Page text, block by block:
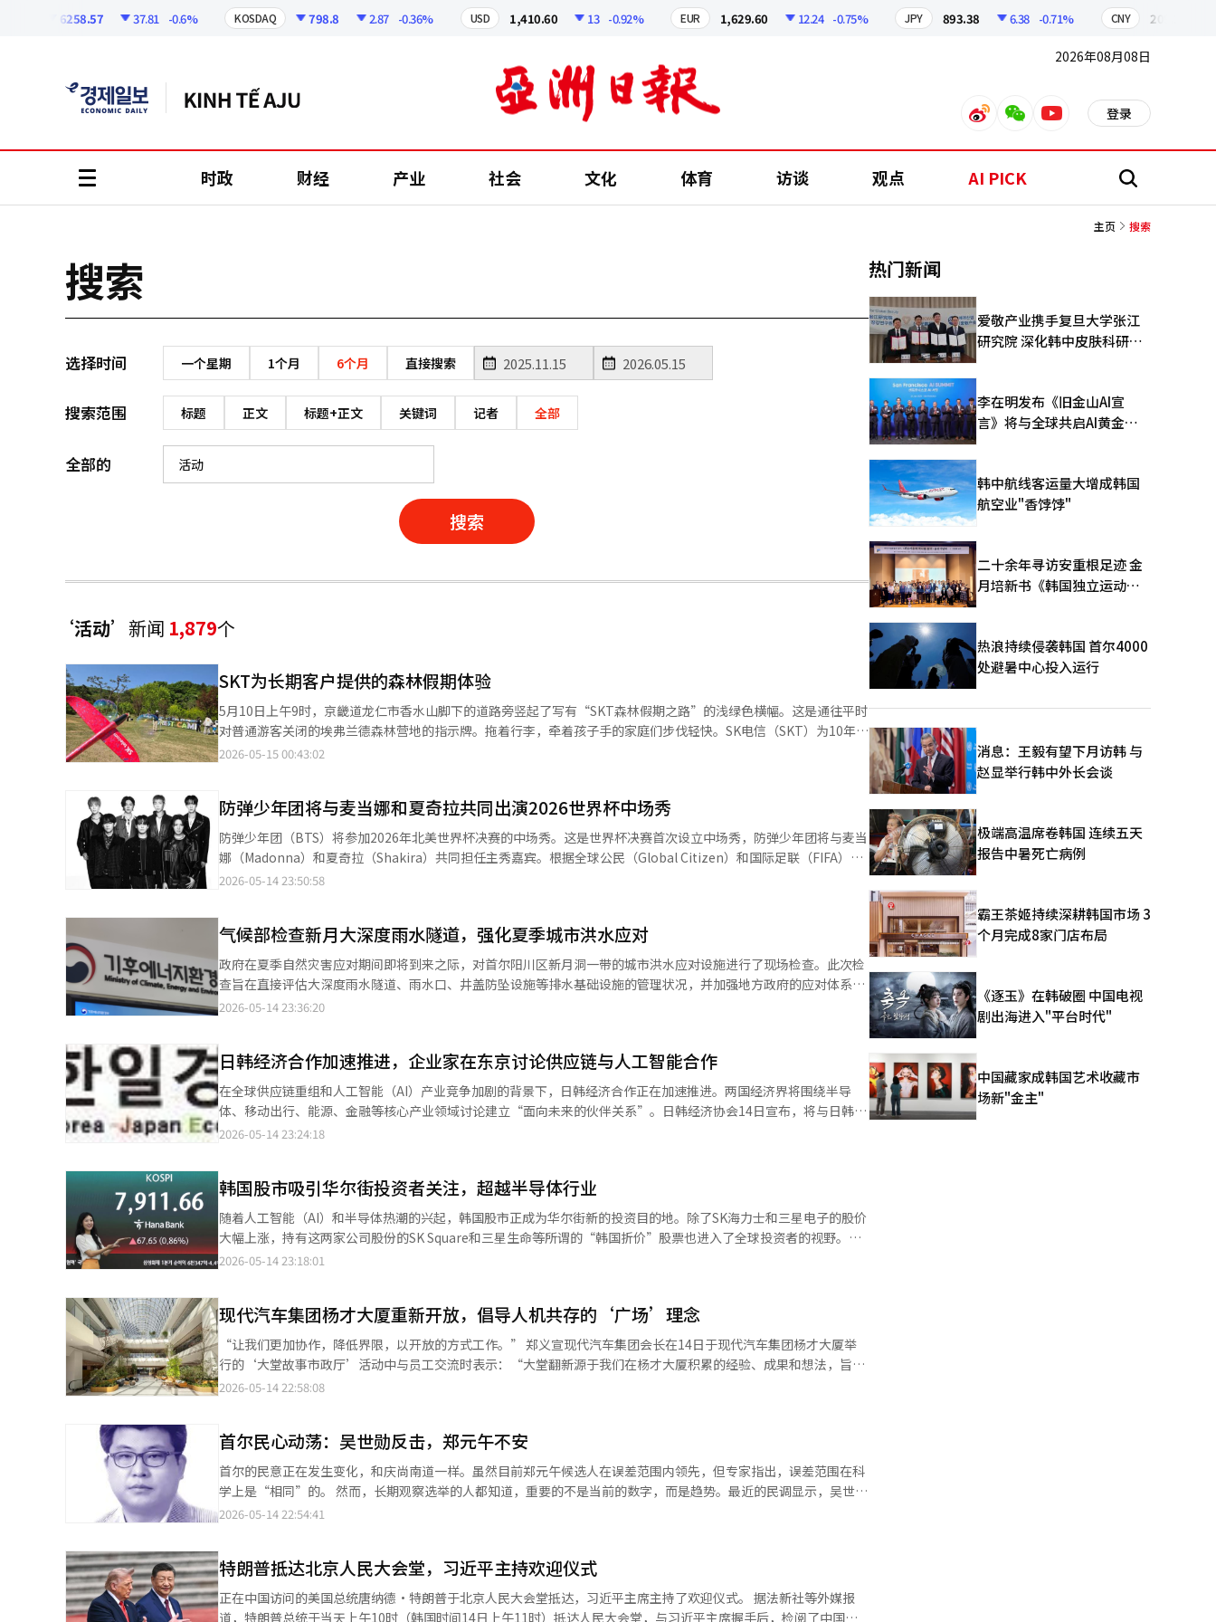
6258.57 37.81 -0.6% KOSDAQ 798.8 2.87 -0.36% USD 1,410.60 13 -0.92% EUR 1,629.60 12.24 -0.75% JPY 893.38 6.38 -0.71% CNY 209.17
2026年08月08日
weiboweixinyoutube 登录
时政 财经 产业 社会 文化 体育 访谈 观点 AI PICK 搜
主页 搜索
搜索
选择时间 一个星期 1个月 6个月 直接搜索
搜索范围 标题 正文 标题+正文 关键词 记者 全部
全部的
搜索
‘活动’ 新闻 1,879个
SKT为长期客户提供的森林假期体验
5月10日上午9时，京畿道龙仁市香水山脚下的道路旁竖起了写有“SKT森林假期之路”的浅绿色横幅。这是通往平时
对普通游客关闭的埃弗兰德森林营地的指示牌。拖着行李，牵着孩子手的家庭们步伐轻快。SK电信（SKT）为10年以
上的长期用户准备的'T长期客户森林假期日'如期举行。 森林营地是京畿道龙仁香水山地区约9万平方米（27000余
天的天气晴朗，微风拂面，仿佛为户外活动量身定制。入场后，参与者们在提供的帐篷和遮阳伞下的草坪上选择心仪
的位置安置行李。 入场时，SKT提供了咖啡、各种饮料和点心，带着小孩的家庭还收到了泡泡工具。现场还可以租借
书籍、桌游等家庭活动工具，制作滑翔机、投掷飞盘等活动吸引了孩子们的注意。尽管是空手而来，但所需的一切都
在现场提供。 草坪上，孩子们欢快地奔跑，放飞滑翔机。印有SK电信标志的红色泡沫滑翔机在蓝天中翱翔。每当孩
子们欢呼时，父母们也忍不住笑了起来。一位参与者表示：“孩子们在玩泡泡、投飞盘、放滑翔机，根本没有停下
了。上午的名额很快就满了，记者报名了下午1时的组别。 午餐提供了丰富多样的便当，包括烤肉、虾、各种水果和
甜点，分量也足够。用餐后，大家在导游的带领下进入森林。 这里是埃弗兰德的前身自然农场时期延续下来的场地。
沿着松树和栓皮树交错的小径，导游为大家讲解沿途的植物名称和由来。加上这些故事，超过一个小时的散步一点也
不觉得无聊。在阳光斑驳的林间小道上行走，感受到城市中疲惫的心灵逐渐被打开。 在山中的空地上，参与者们按照
导游的指示，拿起了一根根竹竿。接下来进行的拉伸运动和简单的团队游戏，大家围成一个圈，将竹竿集中在一起竖
人出题，优胜者可以获得奖品，轻松的游戏接连进行。 在介绍与SKT合作时间最长的客户时，一位使用SKT长达29年
的女性客户成为主角。在分享故事的环节中，一位参与者拿起麦克风，讲述了15年前，父亲在他通过警察公务员考试
的那天第一个打电话祝贺他的故事，现场不少人都红了眼眶。经过孩子们的舞蹈时间和成人的憋气游戏，持续了一个
多小时的娱乐时间也结束了。 娱乐活动结束后，直到下午4时的离场时间，大家享有自由时间。参与者们在垫子上躺
下阅读书籍，或与孩子们享受最后的滑翔机飞行，满意的表情洋溢在脸上。 当天，一位带着丈夫和孩子参加的女性客
多人参加。竞争率从第一年的130比1飙升至今天的636比1。来过的人都表示非常满意。 SKT计划以今年的森林假期
为起点，逐步扩大针对长期客户的美食活动、游乐园邀请、音乐剧表演等项目。以“通过体验而非折扣回馈与客户共
同走过的十年”为战略。 ※ 本报道经人工智能（AI）系统翻译与编辑。
2026-05-15 00:43:02
防弹少年团将与麦当娜和夏奇拉共同出演2026世界杯中场秀
防弹少年团（BTS）将参加2026年北美世界杯决赛的中场秀。这是世界杯决赛首次设立中场秀，防弹少年团将与麦当
娜（Madonna）和夏奇拉（Shakira）共同担任主秀嘉宾。根据全球公民（Global Citizen）和国际足联（FIFA）在
14日（当地时间）的消息，防弹少年团将在7月19日于美国纽约新泽西州的体育场（New York New Jersey
Education Fund）的宗旨和募款活动，旨在为全球边缘地区的儿童提供优质教育和体育机会。防弹少年团通过其所
属公司Big Hit Music表示：“能够站在全球共同参与的有意义的舞台上，我们感到非常荣幸。我们相信音乐是传递希
望与团结的普遍语言。通过这次世界杯，我们能够与全球观众分享这一信息，并为儿童教育机会的扩大贡献力量，这
让我们倍感意义深远。”中场秀将由国际公民运动组织全球公民制作，节目将通过全球直播，酷玩乐队（Coldplay）
的克里斯·马丁（Chris Martin）将负责策划。节目中还将有《芝麻街》（Sesame Street）和《毛毛虫》（The
弹少年团曾于2021年参加“全球公民直播”（Global Citizen LIVE），而成员正国在2023年也曾登上“全球公民音
乐节”（Global Citizen Festival）的舞台。正国此前参与了2022年卡塔尔世界杯的官方原声带《梦想者》
（Dreamers）的演唱，并在世界杯开幕式上表演。最近，防弹少年团的世界巡演热度持续升温。防弹少年团于7日
及9日至10日在墨西哥城的GNP保险体育场（Estadio GNP Seguros）举行了“BTS世界巡演‘阿里郎’在墨西哥
城”（BTS WORLD TOUR 'ARIRANG' IN MEXICO CITY），与约15万观众见面。这是自2015年7月以来，防弹少年
美国斯坦福体育场（Stanford Stadium）继续进行“BTS世界巡演‘阿里郎’在斯坦福”（BTS WORLD TOUR
'ARIRANG' IN STANFORD）。※ 本报道经人工智能（AI）系统翻译与编辑。
2026-05-14 23:50:58
气候部检查新月大深度雨水隧道，强化夏季城市洪水应对
政府在夏季自然灾害应对期间即将到来之际，对首尔阳川区新月洞一带的城市洪水应对设施进行了现场检查。此次检
查旨在直接评估大深度雨水隧道、雨水口、井盖防坠设施等排水基础设施的管理状况，并加强地方政府的应对体系。
气候能源环境部于14日下午宣布，第一副部长金汉胜将访问首尔阳川区新月洞，检查新月大深度雨水隧道的运营情
储存32万立方米的雨水，相当于约150个奥林匹克标准游泳池的容量。自2020年该设施投入运营以来，曾经是洪水频
发的区域新月洞至今未发生洪水灾害。金副部长在现场检查了雨水隧道和泵站等洪水应对设施的运营状态，并计划要
求加强雨水口的清理和维护，尽早安装井盖防坠设施，以防止因排水不畅造成的洪水损害。他还呼吁要严格做好洪水
应对工程的安全管理。气候部表示，在夏季自然灾害应对期间，将每周管理地方政府的雨水口检查和清理工作，并持
续检查井盖防坠设施的安装等洪水应对排水设施的管理情况。通过现场检查，持续确认实际预防措施的落实情况。此
众宣传活动。金汉胜副部长表示：“集中豪雨造成的洪水损害是可以通过充分准备和严格现场应对来预防的。”他强
调，在夏季自然灾害应对期间，将全力以赴，确保城市洪水应对工作不留死角。※ 本报道经人工智能（AI）系统翻译
与编辑。
2026-05-14 23:36:20
日韩经济合作加速推进，企业家在东京讨论供应链与人工智能合作
在全球供应链重组和人工智能（AI）产业竞争加剧的背景下，日韩经济合作正在加速推进。两国经济界将围绕半导
体、移动出行、能源、金融等核心产业领域讨论建立“面向未来的伙伴关系”。日韩经济协会14日宣布，将与日韩经
济协会共同于19日至20日在日本东京的“东京大仓酒店”召开“第58届日韩经济人会议”。今年会议的主题是“日
合作的加强贡献力量。韩国方面，日韩经济协会会长兼LS董事会主席郭子烈将率领主要集团的总裁和经济人士出席。
出席的有乐天集团会长辛东彬、斗山集团会长朴正源、LS集团会长郭子恩、LS电气会长郭子均、现代汽车副总裁金东
旭、SK副会长李亨熙、三星物产社长李在彦等。金融界和平台企业的相关人士也将出席。新韩银行行长郑尚赫、OK
金融集团会长崔允、Kakao ESG总负责人权大烈等将讨论数字转型和金融合作方案。日本方面，日韩经济协会会长兼
朝日集团会长高桥明义将率领日本经济界的核心人士出席。预计出席的还有日本经济团体联合会名誉会长德仓正和、
将成为讨论应对全球经济不确定性加剧的日韩产业联盟必要性的主要议题。在美中冲突长期化和供应链分化加剧的背
景下，半导体材料、零部件、设备、电池、未来汽车和脱碳能源领域的两国企业合作需求日益增加。尤其是在AI产业
竞争加剧的情况下，数据中心、电力基础设施、半导体及先进制造领域的合作讨论也将展开。LS、斗山、现代汽车等
制造企业与日本材料、零部件企业之间的合作潜力也备受关注。以郭子烈会长为首的韩国代表团将于会议前一天，即
18日，拜访日本总理高市早苗。代表团计划在日韩首脑会谈前说明召开日韩经济人会议的意义，并请求日本政府对两
2026-05-14 23:24:18
韩国股市吸引华尔街投资者关注，超越半导体行业
随着人工智能（AI）和半导体热潮的兴起，韩国股市正成为华尔街新的投资目的地。除了SK海力士和三星电子的股价
大幅上涨，持有这两家公司股份的SK Square和三星生命等所谓的“韩国折价”股票也进入了全球投资者的视野。两
年前，海外资金主要关注日本股市的再评估，现在则转向韩国。 《日经新闻》在14日的纽约报道中指出：“走在纽
议”上得到了充分体现。这个被称为“对冲基金的盛会”的活动，聚集了从新手到老手的投资者，分享他们最有信心
的投资理念。对冲基金Pertento Partners的爱德华多·马尔克斯在会上表示：“我最近专注于寻找隐藏在韩国股票
中的复杂价值投资机会。” 推动韩国股市上涨的动力是对AI数据中心高性能内存的需求。《日经新闻》指出，韩国综
合指数在过去一年中上涨了三倍，成为全球主要指数中涨幅最为陡峭的。由于数据中心对高性能内存的需求紧张，SK
海力士和三星电子的股价大幅上涨，进而推动了整个股市的上扬。 从表面上看，韩国半导体股票仍处于低估区域。
然而，马尔克斯关注的并不是这个PER差距。他表示：“PER比较在西方已经是一个众所周知的方法，实际上可以购
买到更大折价的股票。” 他提到的股票包括投资公司SK Square和保险公司三星生命。SK Square是SK海力士的主要
股东，而三星生命则是三星电子的主要股东。《日经新闻》指出，这两家公司的市值仅为其持有的内存企业股份价值
的一半。由于韩国财阀特有的股份互持结构，长期以来被忽视的折价因素在华尔街投资者眼中反而成为了有吸引力的
价值投资机会。 韩国政府对企业资本效率的改善要求也在提升投资者的期待。政府推动的企业价值提升计划与此相结
在过去几年中因东京证券交易所对资本效率的改善压力和激进投资者的攻势而被重新评估一样，韩国市场也可能出现
类似的变化。 关于AI内存繁荣可能会转化为韩国国内消费的预期也被提出。《日经新闻》提到，Prezent Lake
Partners的乔纳森·伦农最近采访了多位前三星电子员工，分析称三星电子正在考虑与竞争对手一样，向员工支付
10%的营业利润作为奖金。他表示：“根据我们的计算，两家公司的奖金总额将达到400亿美元（约60万亿韩元），
2026-05-14 23:18:01
现代汽车集团杨才大厦重新开放，倡导人机共存的‘广场’理念
“让我们更加协作，降低界限，以开放的方式工作。” 郑义宣现代汽车集团会长在14日于现代汽车集团杨才大厦举
行的‘大堂故事市政厅’活动中与员工交流时表示：“大堂翻新源于我们在杨才大厦积累的经验、成果和想法，旨在
探索企业如何创新并改变我们的工作环境，最终取得了令人满意的结果。” ◆约两年后重新装修...‘贤才之地’，为
新设计为员工的开放广场。 当天的活动在大堂中央设立的阶梯型休息区‘阿戈拉’举行，郑会长与张在勋副会长、徐
康贤社长、崔俊永社长、成金社长、朴敏宇社长等现代汽车集团主要管理层及参与新大堂规划的相关人员出席。郑会
长表示：“简短的对话可以引发新的想法，在信息共享的过程中，工作会更加顺利。工作环境的改变将逐步改变我们
的工作方式，这是我们通过此次项目所实现的期待。” 郑会长指出：“杨才（良才）意为‘贤才聚集之地’，希望大
家能够在这里自然交流，而不是局限于各自的办公桌或会议室，通过这种连接创造更大的成果。”他还强调：“为了
郑义宣强调‘思考的力量’ 大堂翻新由全球建筑与室内设计公司Studios Architecture负责。翻新的核心概念为‘自
由交流与分享思想的广场’，现代汽车集团在保持杨才大厦本质与结构的同时，围绕连接与协作的价值重新构建空
间。 一层大堂以古希腊广场为灵感，设立了阶梯型休息区阿戈拉，旨在让员工自然聚集。阿戈拉周围设有可用于会议
2026-05-14 22:58:08
首尔民心动荡：吴世勋反击，郑元午不安
首尔的民意正在发生变化，和庆尚南道一样。虽然目前郑元午候选人在误差范围内领先，但专家指出，误差范围在科
学上是“相同”的。 然而，长期观察选举的人都知道，重要的不是当前的数字，而是趋势。最近的民调显示，吴世勋
候选人在短短几周内将差距缩小了一半。政治界所称的“黄金交叉”可能性开始在现实政治中显现。 实际上，首尔本
预测。 此次选举亦是如此。从现场氛围来看，民主党的组织能力确实强大。即使在传统保守地区如瑞草和江南，民主
党候选人的活动也非常积极。他们在街头奔走，拜访居民，走访小巷。相比之下，国民力量则相对安静。乍一看，民
主党似乎更有优势。 然而，有一个奇怪的现象。尽管民主党候选人积极活动，市民的反应却出乎意料地冷淡，几乎是
2026-05-14 22:54:41
特朗普抵达北京人民大会堂，习近平主持欢迎仪式
正在中国访问的美国总统唐纳德·特朗普于北京人民大会堂抵达，习近平主席主持了欢迎仪式。 据法新社等外媒报
道，特朗普总统于当天上午10时（韩国时间14日上午11时）抵达人民大会堂，与习近平主席握手后，检阅了中国人
热门新闻
爱敬产业携手复旦大学张江
研究院 深化韩中皮肤科研合
李在明发布《旧金山AI宣
言》将与全球共启AI黄金时
韩中航线客运量大增成韩国
航空业"香饽饽"
二十余年寻访安重根足迹 金
月培新书《韩国独立运动圣
热浪持续侵袭韩国 首尔4000
处避暑中心投入运行
消息：王毅有望下月访韩 与
赵显举行韩中外长会谈
极端高温席卷韩国 连续五天
报告中暑死亡病例
霸王茶姬持续深耕韩国市场 3
个月完成8家门店布局
《逐玉》在韩破圈 中国电视
剧出海进入"平台时代"
中国藏家成韩国艺术收藏市
场新"金主"